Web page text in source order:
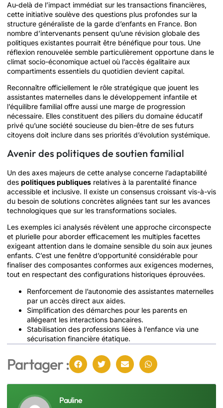
Au-delà de l’impact immédiat sur les transactions financières,
cette initiative soulève des questions plus profondes sur la
structure généraliste de la garde d’enfants en France. Bon
nombre d’intervenants pensent qu’une révision globale des
politiques existantes pourrait être bénéfique pour tous. Une
réflexion renouvelée semble particulièrement opportune dans le
climat socio-économique actuel où l’accès égalitaire aux
compartiments essentiels du quotidien devient capital.
Reconnaître officiellement le rôle stratégique que jouent les
assistantes maternelles dans le développement infantile et
l’équilibre familial offre aussi une marge de progression
nécessaire. Elles constituent des piliers du domaine éducatif
privé qu’une société soucieuse du bien-être de ses futurs
citoyens doit inclure dans ses priorités d’évolution systémique.
Avenir des politiques de soutien familial
Un des axes majeurs de cette analyse concerne l’adaptabilité
des politiques publiques relatives à la parentalité finance
accessible et inclusive. Il existe un consensus croissant vis-à-vis
du besoin de solutions concrètes alignées tant sur les avances
technologiques que sur les transformations sociales.
Les exemples ici analysés révèlent une approche circonspecte
et plurielle pour aborder efficacement les multiples facettes
exigeant attention dans le domaine sensible du soin aux jeunes
enfants. C’est une fenêtre d’opportunité considérable pour
finaliser des composantes conformes aux exigences modernes,
tout en respectant des configurations historiques éprouvées.
Renforcement de l’autonomie des assistantes maternelles
par un accès direct aux aides.
Simplification des démarches pour les parents en
allégeant les interactions bancaires.
Stabilisation des professions liées à l’enfance via une
sécurisation financière étatique.
Partager :
Pauline